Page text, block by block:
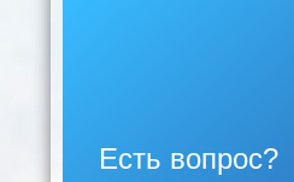
Есть вопрос?